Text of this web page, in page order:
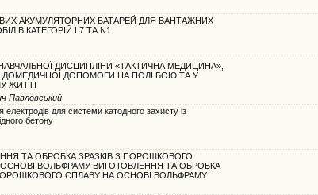
АКУМУЛЯТОРНИХ БАТАРЕЙ ДЛЯ ВАНТАЖНИХ
КАТЕГОРІЙ L7 ТА N1
ДИСЦИПЛІНИ «ТАКТИЧНА МЕДИЦИНА»,
ДОПОМОГИ НА ПОЛІ БОЮ ТА У
ЖИТТІ
Павловський
електродів для системи катодного захисту із
бетону
ТА ОБРОБКА ЗРАЗКІВ З ПОРОШКОВОГО
ВОЛЬФРАМУ ВИГОТОВЛЕННЯ ТА ОБРОБКА
СПЛАВУ НА ОСНОВІ ВОЛЬФРАМУ